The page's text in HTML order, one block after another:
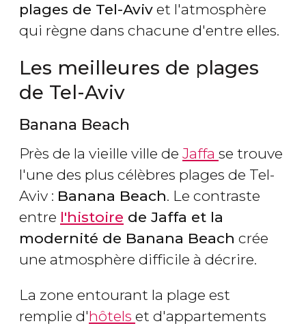
plages de Tel-Aviv et l'atmosphère
qui règne dans chacune d'entre elles.
Les meilleures de plages
de Tel-Aviv
Banana Beach
Près de la vieille ville de Jaffa se trouve
l'une des plus célèbres plages de Tel-
Aviv : Banana Beach. Le contraste
entre l'histoire de Jaffa et la
modernité de Banana Beach crée
une atmosphère difficile à décrire.
La zone entourant la plage est
remplie d'hôtels et d'appartements